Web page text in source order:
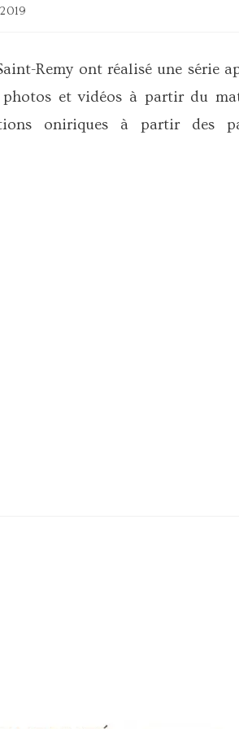
Remy ont réalisé une série
et vidéos à partir du
oniriques à partir des